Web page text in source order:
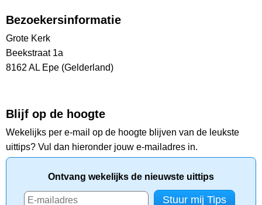
Bezoekersinformatie
Grote Kerk
Beekstraat 1a
8162 AL Epe (Gelderland)
Blijf op de hoogte
Wekelijks per e-mail op de hoogte blijven van de leukste
uittips? Vul dan hieronder jouw e-mailadres in.
Ontvang wekelijks de nieuwste uittips